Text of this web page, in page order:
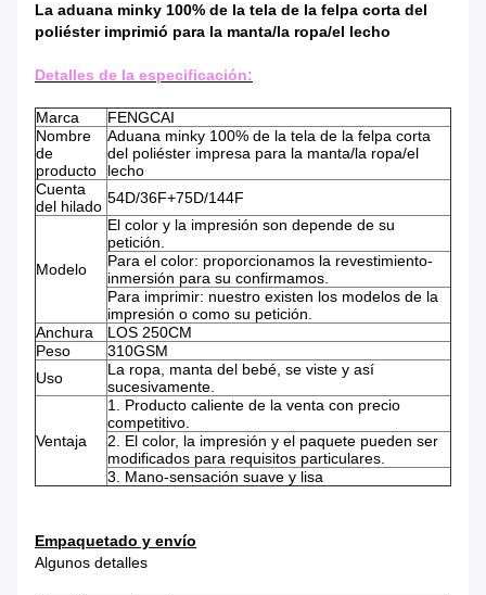
La aduana minky 100% de la tela de la felpa corta del
poliéster imprimió para la manta/la ropa/el lecho
Detalles de la especificación:
Marca
FENGCAI
Nombre
de
producto
Aduana minky 100% de la tela de la felpa corta
del poliéster impresa para la manta/la ropa/el
lecho
Cuenta
del hilado 54D/36F+75D/144F
Modelo
El color y la impresión son depende de su
petición.
Para el color: proporcionamos la revestimiento-
inmersión para su confirmamos.
Para imprimir: nuestro existen los modelos de la
impresión o como su petición.
Anchura
LOS 250CM
Peso
310GSM
Uso
La ropa, manta del bebé, se viste y así
sucesivamente.
Ventaja
1. Producto caliente de la venta con precio
competitivo.
2. El color, la impresión y el paquete pueden ser
modificados para requisitos particulares.
3. Mano-sensación suave y lisa
Empaquetado y envío
Algunos detalles